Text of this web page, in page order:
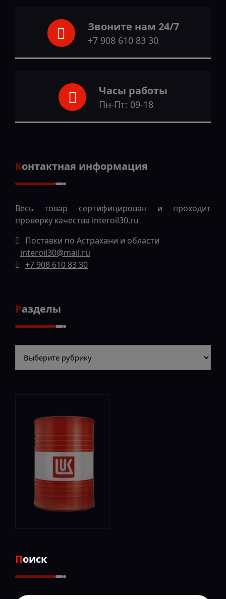
Звоните нам 24/7
+7 908 610 83 30
Часы работы
Пн-Пт: 09-18
Контактная информация
Весь товар сертифицирован и проходит
проверку качества interoil30.ru
Поставки по Астрахани и области
interoil30@mail.ru
+7 908 610 83 30
Разделы
Поиск